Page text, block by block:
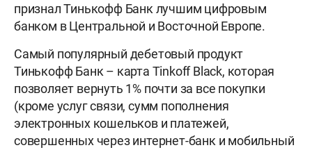
признал Тинькофф Банк лучшим цифровым
банком в Центральной и Восточной Европе.
Самый популярный дебетовый продукт
Тинькофф Банк – карта Tinkoff Black, которая
позволяет вернуть 1% почти за все покупки
(кроме услуг связи, сумм пополнения
электронных кошельков и платежей,
совершенных через интернет-банк и мобильный